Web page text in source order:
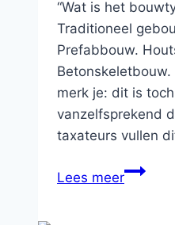
“Wat is het
Traditioneel
Prefabbouw.
merk je: dit is
vanzelfsprekend
taxateurs vullen
Lees meerHet